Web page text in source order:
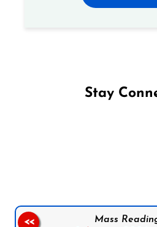
Stay
Mass
<<